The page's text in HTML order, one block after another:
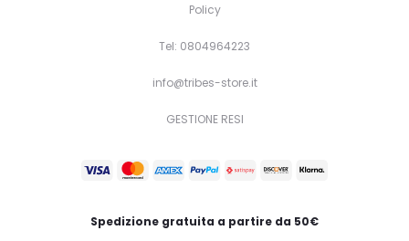
opzioni
essere
scelte
pagina
prodotto
Policy
Tel: 0804964223
info@tribes-store.it
GESTIONE RESI
Spedizione gratuita a partire da 50€